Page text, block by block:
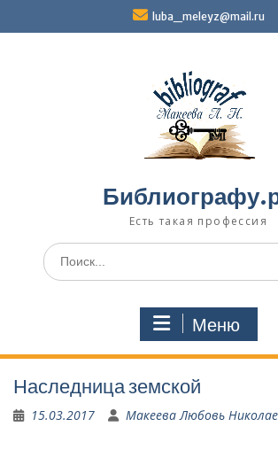
luba_meleyz@mail.ru
Есть такая профессия
Поиск
по:
Меню
Наследница земской
15.03.2017 Макеева Любовь